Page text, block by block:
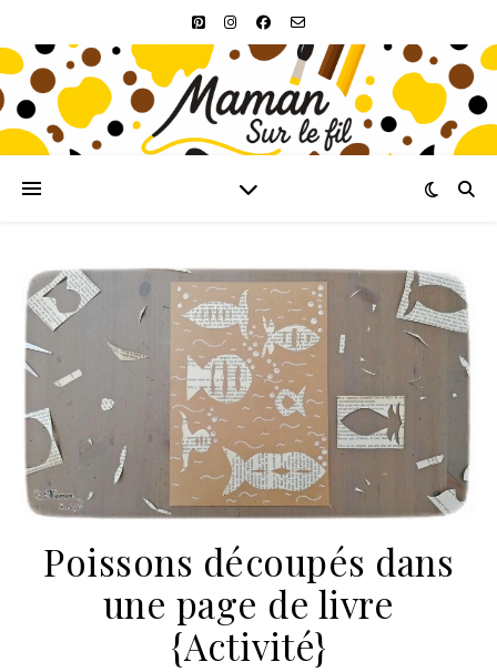
Poissons découpés dans
une page de livre
{Activité}